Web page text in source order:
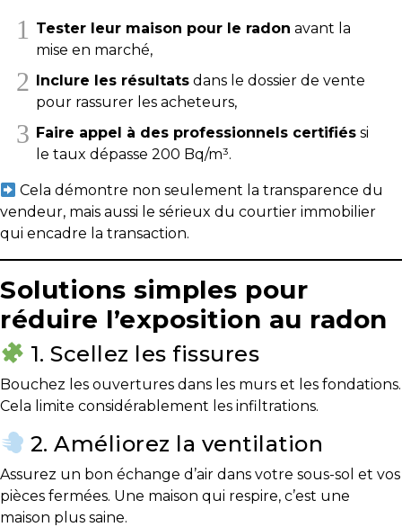
T
Programmes
exclusifs
Tester leur maison pour le radon avant la
mise en marché,
Inclure les résultats dans le dossier de vente
pour rassurer les acheteurs,
Faire appel à des professionnels certifiés si
le taux dépasse 200 Bq/m³.
Cela démontre non seulement la transparence du
vendeur, mais aussi le sérieux du courtier immobilier
qui encadre la transaction.
Solutions simples pour
réduire l’exposition au radon
1. Scellez les fissures
Bouchez les ouvertures dans les murs et les fondations.
Cela limite considérablement les infiltrations.
2. Améliorez la ventilation
Assurez un bon échange d’air dans votre sous-sol et vos
pièces fermées. Une maison qui respire, c’est une
maison plus saine.